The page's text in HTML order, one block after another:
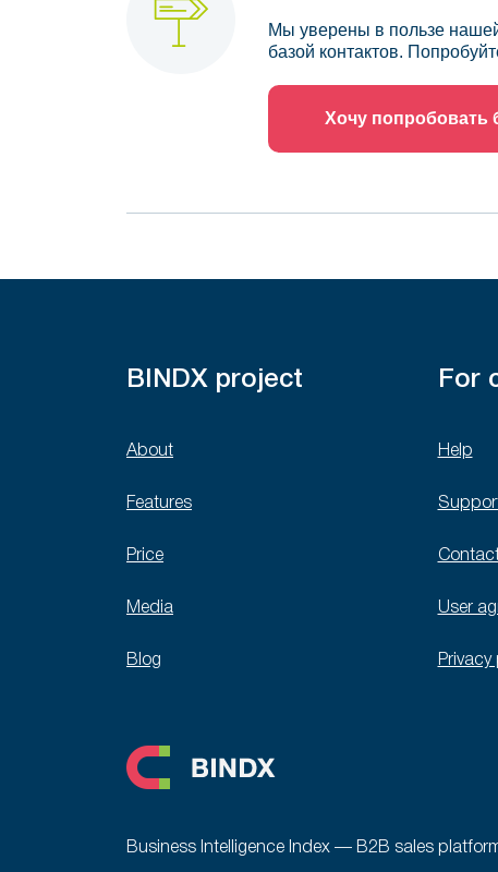
Мы уверены в пользе
базой контактов.
Хочу попробовать
BINDX project
About
Features
Price
Media
Blog
For
Help
User
Privacy
Business Intelligence Index — B2B sales